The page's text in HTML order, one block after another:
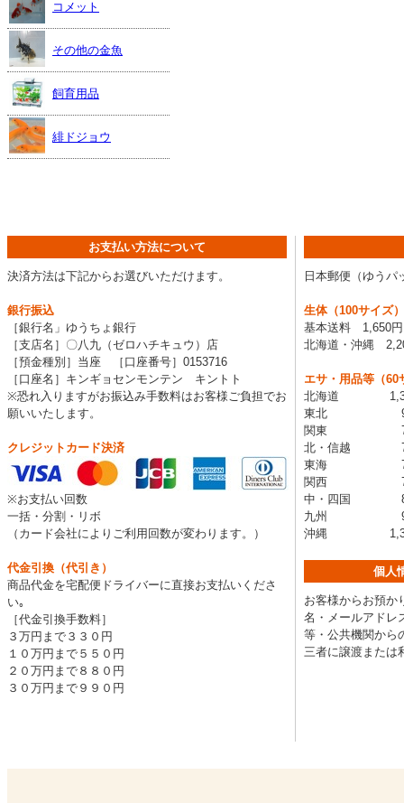
コメット
その他の金魚
飼育用品
緋ドジョウ
お支払い方法について
決済方法は下記からお選びいただけます。
銀行振込
［銀行名」ゆうちょ銀行
［支店名］〇八九（ゼロハチキュウ）店
［預金種別］当座 ［口座番号］0153716
［口座名］キンギョセンモンテン キントト
※恐れ入りますがお振込み手数料はお客様ご負担でお
願いいたします。
クレジットカード決済
※お支払い回数
一括・分割・リボ
（カード会社によりご利用回数が変わります。）
代金引換（代引き）
商品代金を宅配便ドライバーに直接お支払いくださ
い｡
［代金引換手数料］
３万円まで３３０円
１０万円まで５５０円
２０万円まで８８０円
３０万円まで９９０円
日本郵便（ゆうパ
生体（100サイズ）
基本送料 1,650円
北海道・沖縄
エサ・用品等（60
北海道
東北
関東
北・信越
東海
関西
中・四国
九州
沖縄
個人
お客様からお預か
名・メールアドレ
等・公共機関から
三者に譲渡または